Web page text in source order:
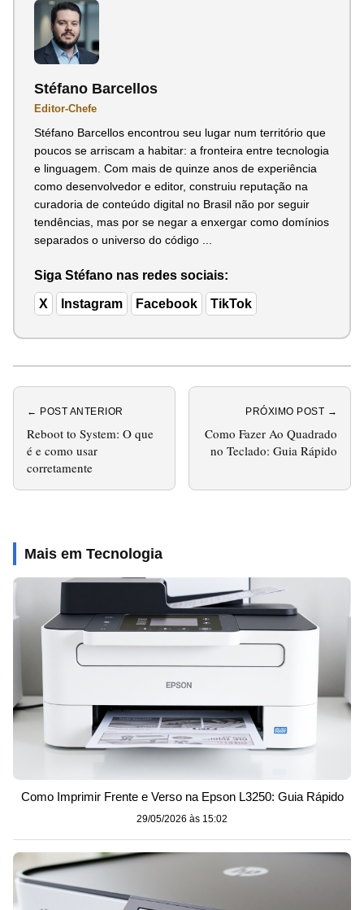
Stéfano Barcellos
Editor-Chefe
Stéfano Barcellos encontrou seu lugar num território que
poucos se arriscam a habitar: a fronteira entre tecnologia
e linguagem. Com mais de quinze anos de experiência
como desenvolvedor e editor, construiu reputação na
curadoria de conteúdo digital no Brasil não por seguir
tendências, mas por se negar a enxergar como domínios
separados o universo do código ...
Siga Stéfano nas redes sociais:
X Instagram Facebook TikTok
← POST ANTERIOR
Reboot to System: O que
é e como usar
corretamente
PRÓXIMO POST →
Como Fazer Ao Quadrado
no Teclado: Guia Rápido
Mais em Tecnologia
Como Imprimir Frente e Verso na Epson L3250: Guia Rápido
29/05/2026 às 15:02